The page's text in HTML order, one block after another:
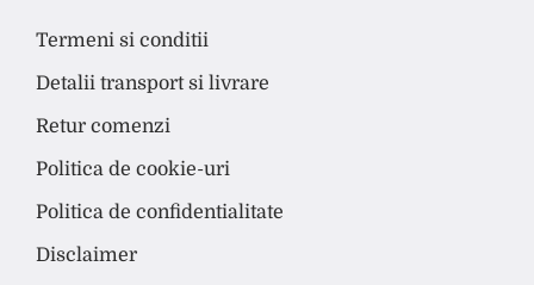
Termeni si conditii
Detalii transport si livrare
Retur comenzi
Politica de cookie-uri
Politica de confidentialitate
Disclaimer